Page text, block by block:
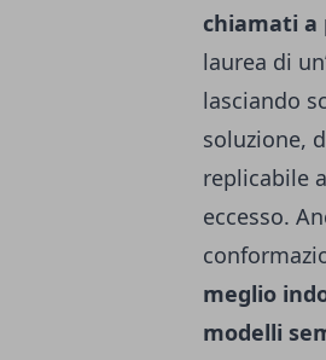
chiamati a
laurea di
lasciando
soluzione,
replicabile
eccesso.
meglio
modelli